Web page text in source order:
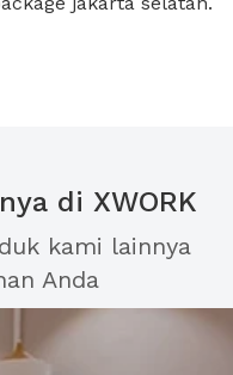
di XWORK
kami lainnya
Anda